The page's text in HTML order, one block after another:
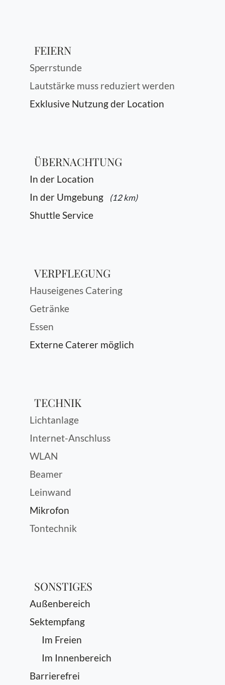
FEIERN
Sperrstunde
Lautstärke muss reduziert werden
Exklusive Nutzung der Location
ÜBERNACHTUNG
In der Location
In der Umgebung
(12 km)
Shuttle Service
VERPFLEGUNG
Hauseigenes Catering
Getränke
Essen
Externe Caterer möglich
TECHNIK
Lichtanlage
Internet-Anschluss
WLAN
Beamer
Leinwand
Mikrofon
Tontechnik
SONSTIGES
Außenbereich
Sektempfang
Im Freien
Im Innenbereich
Barrierefrei